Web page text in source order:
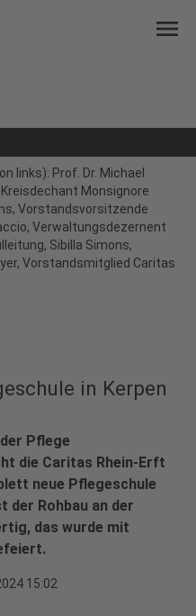
menu
links): Prof. Dr. Michael
Monsignore
Vorstandsvorsitzende
Verwaltungsdezernent
Sibilla Simons,
Vorstandsmitglied Caritas
in Kerpen
Pflege
die Caritas Rhein-Erft
neue Pflegeschule
der Rohbau an der
das wurde mit
15:02